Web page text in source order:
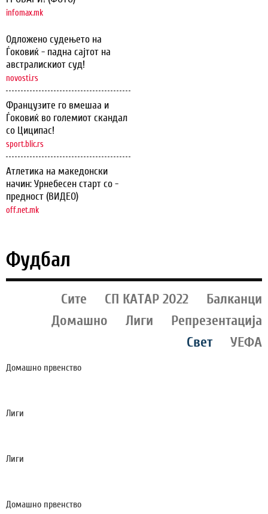
infomax.mk
Одложено судењето на
Ѓоковиќ - падна сајтот на
австралискиот суд!
novosti.rs
Французите го вмешаа и
Ѓоковиќ во големиот скандал
со Циципас!
sport.blic.rs
Атлетика на македонски
начин: Урнебесен старт со -
предност (ВИДЕО)
off.net.mk
Фудбал
Сите СП КАТАР 2022
Балканци
Домашно
Лиги
Репрезентација
Свет
УЕФА
Домашно првенство
Лиги
Лиги
Домашно првенство